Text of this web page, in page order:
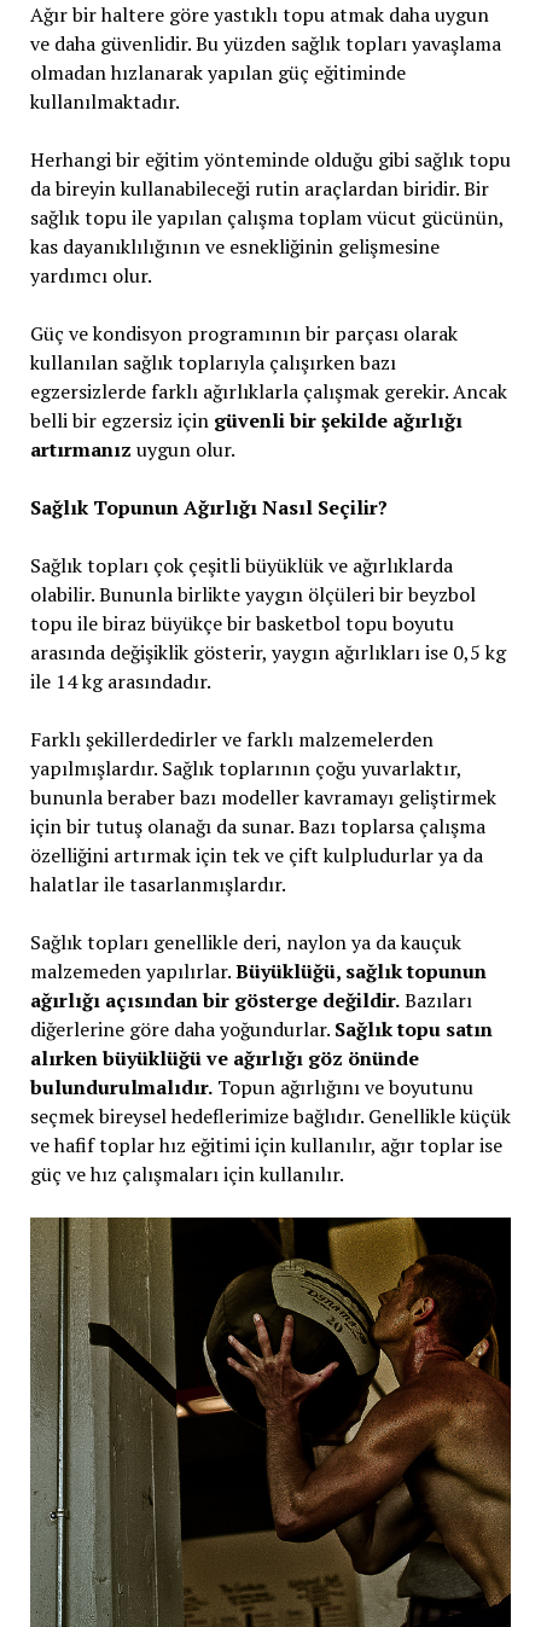
Ağır bir haltere göre yastıklı topu atmak daha uygun
ve daha güvenlidir. Bu yüzden sağlık topları yavaşlama
olmadan hızlanarak yapılan güç eğitiminde
kullanılmaktadır.
Herhangi bir eğitim yönteminde olduğu gibi sağlık topu
da bireyin kullanabileceği rutin araçlardan biridir. Bir
sağlık topu ile yapılan çalışma toplam vücut gücünün,
kas dayanıklılığının ve esnekliğinin gelişmesine
yardımcı olur.
Güç ve kondisyon programının bir parçası olarak
kullanılan sağlık toplarıyla çalışırken bazı
egzersizlerde farklı ağırlıklarla çalışmak gerekir. Ancak
belli bir egzersiz için güvenli bir şekilde ağırlığı
artırmanız uygun olur.
Sağlık Topunun Ağırlığı Nasıl Seçilir?
Sağlık topları çok çeşitli büyüklük ve ağırlıklarda
olabilir. Bununla birlikte yaygın ölçüleri bir beyzbol
topu ile biraz büyükçe bir basketbol topu boyutu
arasında değişiklik gösterir, yaygın ağırlıkları ise 0,5 kg
ile 14 kg arasındadır.
Farklı şekillerdedirler ve farklı malzemelerden
yapılmışlardır. Sağlık toplarının çoğu yuvarlaktır,
bununla beraber bazı modeller kavramayı geliştirmek
için bir tutuş olanağı da sunar. Bazı toplarsa çalışma
özelliğini artırmak için tek ve çift kulpludurlar ya da
halatlar ile tasarlanmışlardır.
Sağlık topları genellikle deri, naylon ya da kauçuk
malzemeden yapılırlar.Büyüklüğü, sağlık topunun
ağırlığı açısından bir gösterge değildir.Bazıları
diğerlerine göre daha yoğundurlar. Sağlık topu satın
alırken büyüklüğü ve ağırlığı göz önünde
bulundurulmalıdır.Topun ağırlığını ve boyutunu
seçmek bireysel hedeflerimize bağlıdır. Genellikle küçük
ve hafif toplar hız eğitimi için kullanılır, ağır toplar ise
güç ve hız çalışmaları için kullanılır.